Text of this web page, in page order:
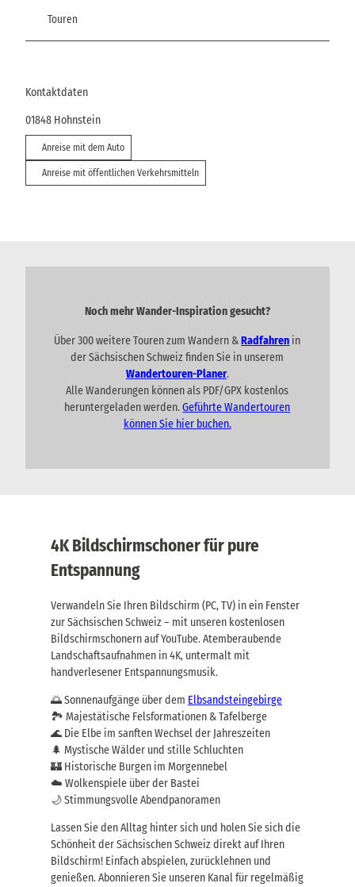
Touren
Kontaktdaten
01848 Hohnstein
Anreise mit dem Auto
Anreise mit öffentlichen Verkehrsmitteln
Noch mehr Wander-Inspiration gesucht?
Über 300 weitere Touren zum Wandern &Radfahren in
der Sächsischen Schweiz finden Sie in unserem
Wandertouren-Planer.
Alle Wanderungen können als PDF/GPX kostenlos
heruntergeladen werden.Geführte Wandertouren
können Sie hier buchen.
4K Bildschirmschoner für pure
Entspannung
Verwandeln Sie Ihren Bildschirm (PC, TV) in ein Fenster
zur Sächsischen Schweiz – mit unseren kostenlosen
Bildschirmschonern auf YouTube. Atemberaubende
Landschaftsaufnahmen in 4K, untermalt mit
handverlesener Entspannungsmusik.
🌅 Sonnenaufgänge über dem Elbsandsteingebirge
🏞️ Majestätische Felsformationen & Tafelberge
🌊 Die Elbe im sanften Wechsel der Jahreszeiten
🌲 Mystische Wälder und stille Schluchten
🏰 Historische Burgen im Morgennebel
☁️ Wolkenspiele über der Bastei
🌙 Stimmungsvolle Abendpanoramen
Lassen Sie den Alltag hinter sich und holen Sie sich die
Schönheit der Sächsischen Schweiz direkt auf Ihren
Bildschirm! Einfach abspielen, zurücklehnen und
genießen. Abonnieren Sie unseren Kanal für regelmäßig